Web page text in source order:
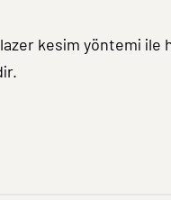
kesim yöntemi ile